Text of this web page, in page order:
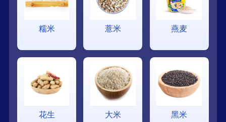
糯米 薏米 燕麦
花生 大米 黑米